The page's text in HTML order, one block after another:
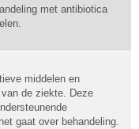
met antibiotica
middelen en
de ziekte. Deze
gaat over behandeling.